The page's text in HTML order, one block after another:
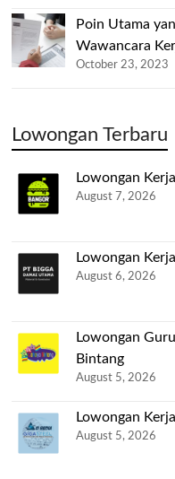
Poin Utama
Wawancara
October 23, 2023
Lowongan Terbaru
Lowongan
August 7, 2026
Lowongan
August 6, 2026
Lowongan
Bintang
August 5, 2026
Lowongan
August 5, 2026